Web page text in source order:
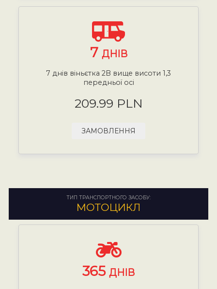
7 ДНІВ
7 днів віньєтка 2B вище висоти 1,3
передньої осі
209.99 PLN
ЗАМОВЛЕННЯ
ТИП ТРАНСПОРТНОГО ЗАСОБУ:
МОТОЦИКЛ
365 ДНІВ